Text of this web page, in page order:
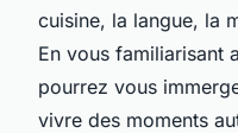
cuisine, la langue, la
En vous familiarisant
pourrez vous
vivre des moments